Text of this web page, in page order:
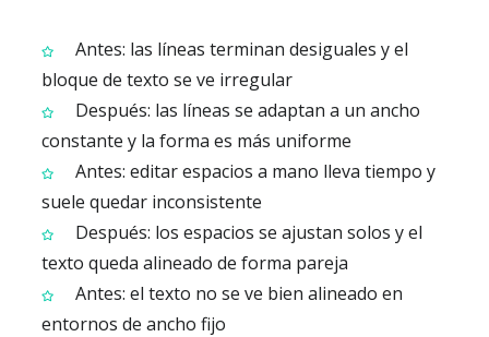
Antes: las líneas terminan desiguales y el
bloque de texto se ve irregular
Después: las líneas se adaptan a un ancho
constante y la forma es más uniforme
Antes: editar espacios a mano lleva tiempo y
suele quedar inconsistente
Después: los espacios se ajustan solos y el
texto queda alineado de forma pareja
Antes: el texto no se ve bien alineado en
entornos de ancho fijo